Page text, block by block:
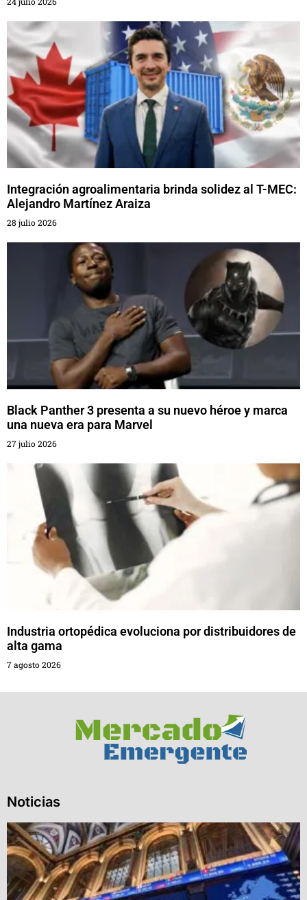
Integración agroalimentaria brinda solidez al T-MEC:
Alejandro Martínez Araiza
28 julio 2026
Black Panther 3 presenta a su nuevo héroe y marca
una nueva era para Marvel
27 julio 2026
Industria ortopédica evoluciona por distribuidores de
alta gama
7 agosto 2026
Noticias